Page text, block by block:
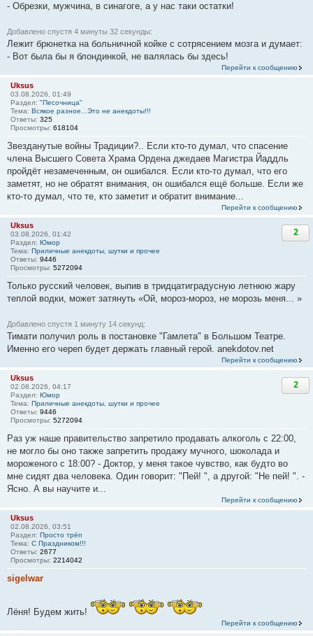
- Обрезки, мужчина, в синагоге, а у нас таки остатки!
Добавлено спустя 4 минуты 32 секунды:
Лежит брюнетка на больничной койке с сотрясением мозга и думает:
- Вот была бы я блондинкой, не валялась бы здесь!
Перейти к сообщению
Uksus
03.08.2026, 01:49
Раздел: "Песочница"
Тема: Всякое разное...Это не анекдоты!!!
Ответы: 325
Просмотры: 618104
Звезданутые войны Традиции?.. Если кто-то думал, что спасение
члена Высшего Совета Храма Ордена джедаев Магистра Йаддль
пройдёт незамеченным, он ошибался. Если кто-то думал, что его
заметят, но не обратят внимания, он ошибался ещё больше. Если же
кто-то думал, что те, кто заметит и обратит внимание...
Перейти к сообщению
Uksus
03.08.2026, 01:42
Раздел: Юмор
Тема: Приличные анекдоты, шутки и прочее
Ответы: 9446
Просмотры: 5272094
2
Только русский человек, выпив в тридцатиградусную летнюю жару
теплой водки, может затянуть «Ой, мороз-мороз, не морозь меня... »
Добавлено спустя 1 минуту 14 секунд:
Тимати получил роль в постановке "Гамлета" в Большом Театре.
Именно его череп будет держать главный герой. anekdotov.net
Перейти к сообщению
Uksus
02.08.2026, 04:17
Раздел: Юмор
Тема: Приличные анекдоты, шутки и прочее
Ответы: 9446
Просмотры: 5272094
2
Раз уж наше правительство запретило продавать алкоголь с 22:00,
не могло бы оно также запретить продажу мучного, шоколада и
мороженого с 18:00? - Доктор, у меня такое чувство, как будто во
мне сидят два человека. Один говорит: "Пей! ", а другой: "Не пей! ". -
Ясно. А вы научите и...
Перейти к сообщению
Uksus
02.08.2026, 03:51
Раздел: Просто трёп
Тема: С Праздником!!!
Ответы: 2677
Просмотры: 2214042
sigelwar
Лёня! Будем жить!
Перейти к сообщению